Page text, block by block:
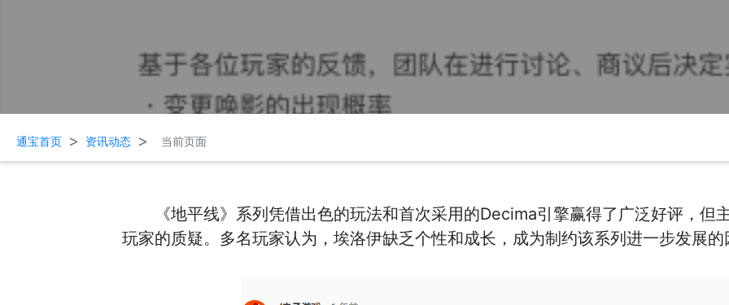
通宝首页 > 资讯动态 > 当前页面
《地平线》系列凭借出色的玩法和首次采用的Decima引擎赢得了广泛好评，但
玩家的质疑。多名玩家认为，埃洛伊缺乏个性和成长，成为制约该系列进一步发展的